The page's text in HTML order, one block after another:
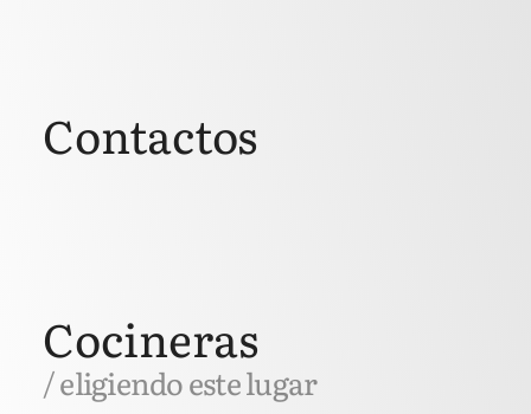
Cocineras
/ eligiendo este lugar
Contactos